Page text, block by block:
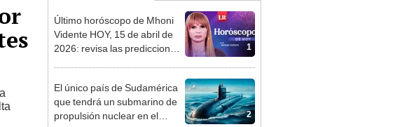
1
Último horóscopo de Mhoni
Vidente HOY, 15 de abril de
2026: revisa las predicciones
2
El único país de Sudamérica
que tendrá un submarino de
propulsión nuclear en el